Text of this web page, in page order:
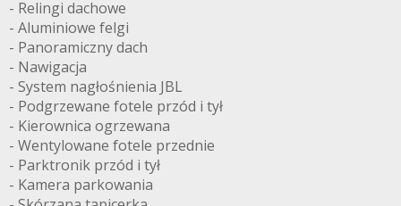
- Relingi dachowe
- Aluminiowe felgi
- Panoramiczny dach
- Nawigacja
- System nagłośnienia JBL
- Podgrzewane fotele przód i tył
- Kierownica ogrzewana
- Wentylowane fotele przednie
- Parktronik przód i tył
- Kamera parkowania